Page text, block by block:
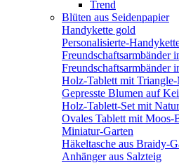
Trend
Blüten aus Seidenpapier
Handykette gold
Personalisierte-
Freundschaftsarmbänder
Freundschaftsarmbänder
Holz-Tablett mit
Gepresste Blumen auf
Holz-Tablett-Set mit
Ovales Tablett mit Moos-
Miniatur-Garten
Häkeltasche aus Braidy-
Anhänger aus Salzteig